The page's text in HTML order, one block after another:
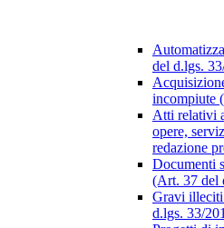
del d.lgs.
incompiute
Atti relativi
opere,
redazione
Documenti
(Art. 37 del
Gravi
d.lgs. 33/